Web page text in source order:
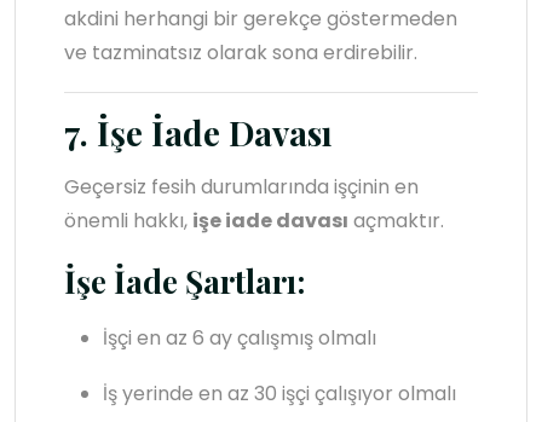
akdini herhangi bir gerekçe göstermeden
ve tazminatsız olarak sona erdirebilir.
7. İşe İade Davası
Geçersiz fesih durumlarında işçinin en
önemli hakkı, işe iade davası açmaktır.
İşe İade Şartları:
İşçi en az 6 ay çalışmış olmalı
İş yerinde en az 30 işçi çalışıyor olmalı